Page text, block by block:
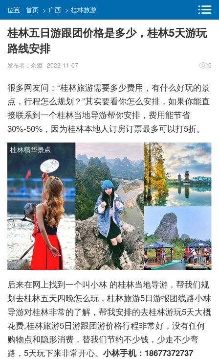
位置: 首页 > 广西 > 桂林旅游
桂林五日游跟团价格是多少，桂林5天游玩
路线安排
发布者：余瘾 2022-11-07 0
很多网友问：“桂林旅游需要多少费用，有什么好玩的景
点，行程怎么规划？”其实要看你怎么安排，如果你能直
接联系到一个桂林当地导游帮你安排，费用能节省
30%-50%，因为桂林本地人订房订票最多可以打5折。
后来在网上找到一个叫小林 的桂林当地导游，帮我们规
划去桂林五天四晚怎么玩，桂林旅游5日游报团线路小林
导游对桂林非常的了解，帮我安排的去桂林游玩5天大概
花费,桂林旅游5日游跟团游价格行程非常好，没有任何
购物点和隐形消费，替我们节约不少钱，少走不少弯
路，5天玩下来非常开心。 小林手机：18677372737